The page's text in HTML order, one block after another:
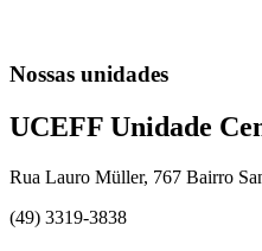
Nossas unidades
UCEFF Unidade
Rua Lauro Müller, 767 Bairro
(49) 3319-3838